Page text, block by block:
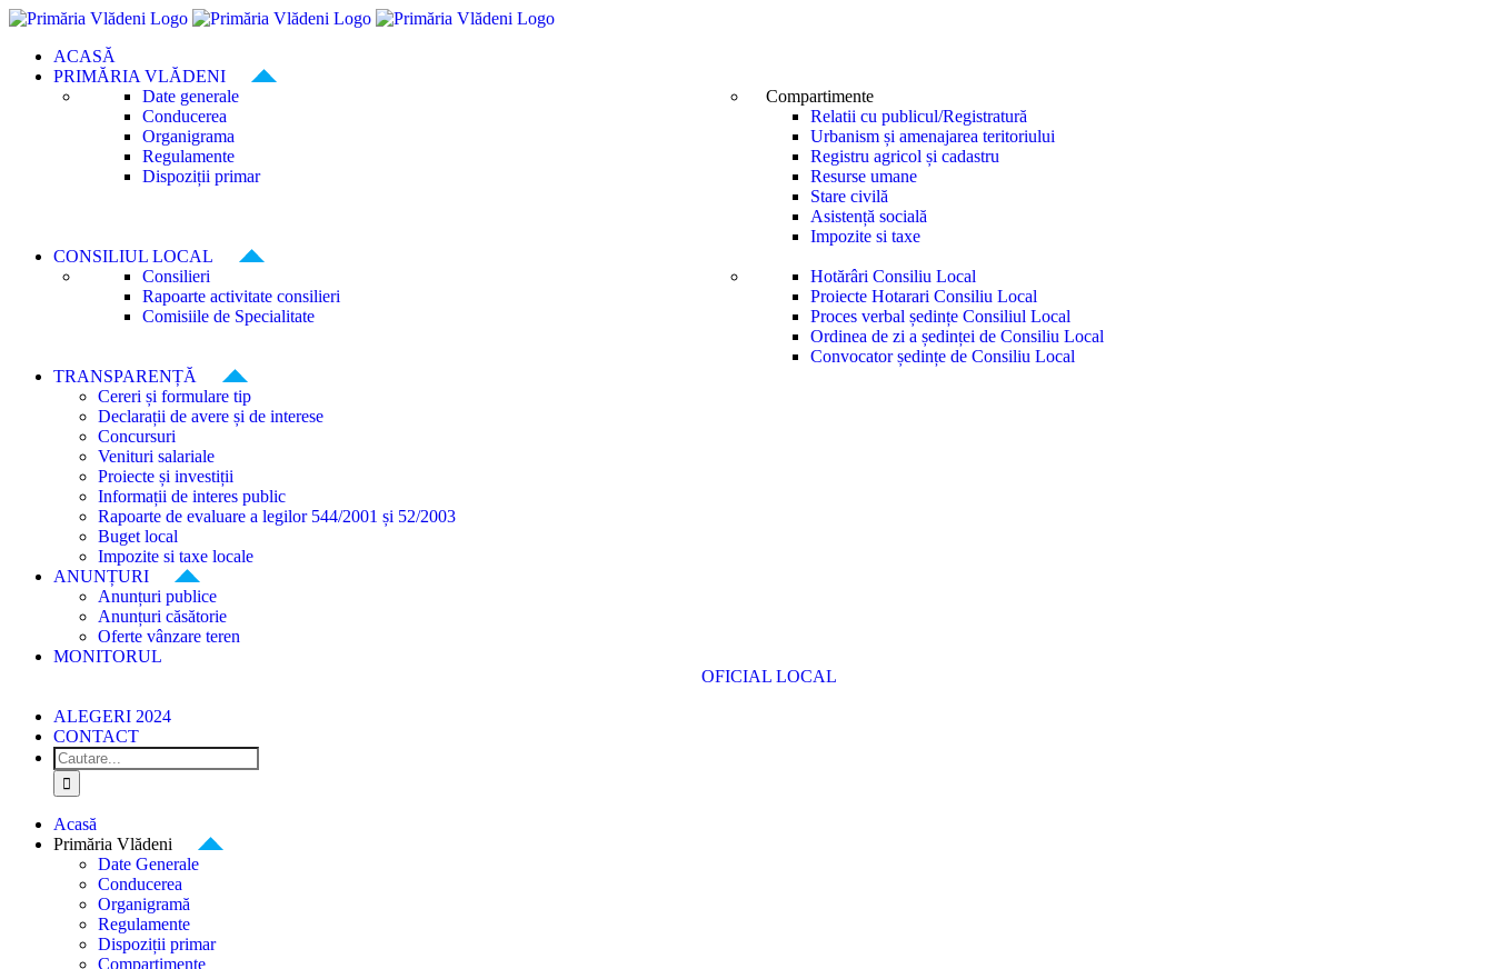
Skip
contentACASĂ
PRIMĂRIA VLĂDENI
Date generale
Conducerea
Organigrama
Regulamente
Dispoziții primar
Compartimente
Relatii cu publicul/Registratură
Urbanism și amenajarea teritoriului
Registru agricol și cadastru
Resurse umane
Stare civilă
Asistență socială
Impozite si taxe
CONSILIUL LOCAL
Consilieri
Rapoarte activitate consilieri
Comisiile de Specialitate
Hotărâri Consiliu Local
Proiecte Hotarari Consiliu Local
Proces verbal ședințe Consiliul Local
Ordinea de zi a ședinței de Consiliu Local
Convocator ședințe de Consiliu Local
TRANSPARENȚĂ
Cereri și formulare tip
Declarații de avere și de interese
Concursuri
Venituri salariale
Proiecte și investiții
Informații de interes public
Rapoarte de evaluare a legilor 544/2001 și 52/2003
Buget local
Impozite si taxe locale
ANUNȚURI
Anunțuri publice
Anunțuri căsătorie
Oferte vânzare teren
MONITORUL
OFICIAL LOCAL
ALEGERI 2024
CONTACT
Cautare...
Acasă
Primăria Vlădeni
Date Generale
Conducerea
Organigramă
Regulamente
Dispoziții primar
Compartimente